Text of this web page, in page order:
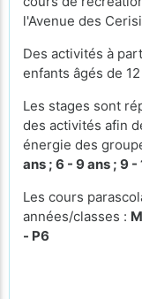
l'Avenue des
Des activités à
enfants âgés de
Les stages sont
des activités afin
énergie des
ans ; 6 - 9 ans ; 9 -
Les cours
années/classes :
- P6